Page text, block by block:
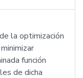
la optimización
función
de dicha